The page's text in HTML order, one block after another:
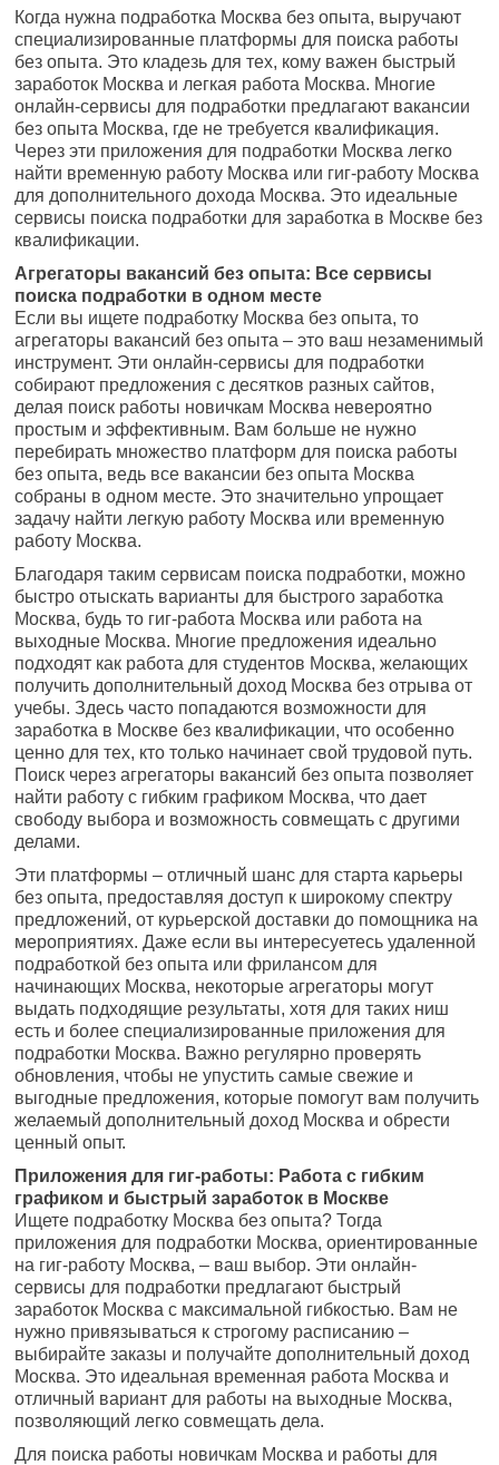
Когда нужна подработка Москва без опыта, выручают
специализированные платформы для поиска работы
без опыта. Это кладезь для тех, кому важен быстрый
заработок Москва и легкая работа Москва. Многие
онлайн-сервисы для подработки предлагают вакансии
без опыта Москва, где не требуется квалификация.
Через эти приложения для подработки Москва легко
найти временную работу Москва или гиг-работу Москва
для дополнительного дохода Москва. Это идеальные
сервисы поиска подработки для заработка в Москве без
квалификации.
Агрегаторы вакансий без опыта: Все сервисы
поиска подработки в одном месте
Если вы ищете подработку Москва без опыта, то
агрегаторы вакансий без опыта – это ваш незаменимый
инструмент. Эти онлайн-сервисы для подработки
собирают предложения с десятков разных сайтов,
делая поиск работы новичкам Москва невероятно
простым и эффективным. Вам больше не нужно
перебирать множество платформ для поиска работы
без опыта, ведь все вакансии без опыта Москва
собраны в одном месте. Это значительно упрощает
задачу найти легкую работу Москва или временную
работу Москва.
Благодаря таким сервисам поиска подработки, можно
быстро отыскать варианты для быстрого заработка
Москва, будь то гиг-работа Москва или работа на
выходные Москва. Многие предложения идеально
подходят как работа для студентов Москва, желающих
получить дополнительный доход Москва без отрыва от
учебы. Здесь часто попадаются возможности для
заработка в Москве без квалификации, что особенно
ценно для тех, кто только начинает свой трудовой путь.
Поиск через агрегаторы вакансий без опыта позволяет
найти работу с гибким графиком Москва, что дает
свободу выбора и возможность совмещать с другими
делами.
Эти платформы – отличный шанс для старта карьеры
без опыта, предоставляя доступ к широкому спектру
предложений, от курьерской доставки до помощника на
мероприятиях. Даже если вы интересуетесь удаленной
подработкой без опыта или фрилансом для
начинающих Москва, некоторые агрегаторы могут
выдать подходящие результаты, хотя для таких ниш
есть и более специализированные приложения для
подработки Москва. Важно регулярно проверять
обновления, чтобы не упустить самые свежие и
выгодные предложения, которые помогут вам получить
желаемый дополнительный доход Москва и обрести
ценный опыт.
Приложения для гиг-работы: Работа с гибким
графиком и быстрый заработок в Москве
Ищете подработку Москва без опыта? Тогда
приложения для подработки Москва, ориентированные
на гиг-работу Москва, – ваш выбор. Эти онлайн-
сервисы для подработки предлагают быстрый
заработок Москва с максимальной гибкостью. Вам не
нужно привязываться к строгому расписанию –
выбирайте заказы и получайте дополнительный доход
Москва. Это идеальная временная работа Москва и
отличный вариант для работы на выходные Москва,
позволяющий легко совмещать дела.
Для поиска работы новичкам Москва и работы для